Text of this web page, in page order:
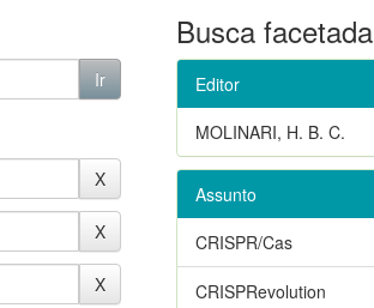
Busca facetada
Editor
MOLINARI, H. B. C.
Assunto
CRISPR/Cas
CRISPRevolution